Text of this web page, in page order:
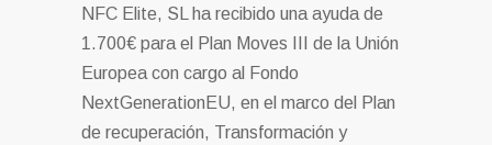
NFC Elite, SL ha recibido una ayuda de
1.700€ para el Plan Moves III de la Unión
Europea con cargo al Fondo
NextGenerationEU, en el marco del Plan
de recuperación, Transformación y